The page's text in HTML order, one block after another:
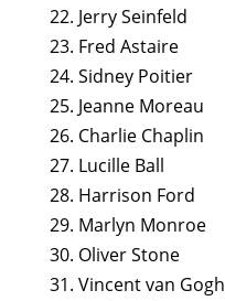
22. Jerry Seinfeld
23. Fred Astaire
24. Sidney Poitier
25. Jeanne Moreau
26. Charlie Chaplin
27. Lucille Ball
28. Harrison Ford
29. Marlyn Monroe
30. Oliver Stone
31. Vincent van Gogh